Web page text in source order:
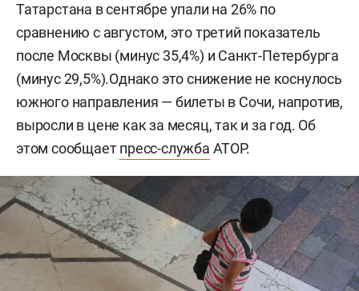
Татарстана в сентябре упали на 26% по
сравнению с августом, это третий показатель
после Москвы (минус 35,4%) и Санкт-Петербурга
(минус 29,5%).Однако это снижение не коснулось
южного направления — билеты в Сочи, напротив,
выросли в цене как за месяц, так и за год. Об
этом сообщаетпресс-служба АТОР.